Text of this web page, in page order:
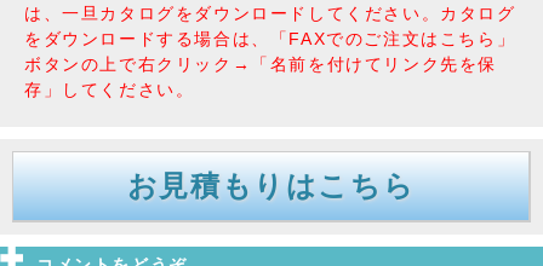
は、一旦カタログをダウンロードしてください。カタログ
をダウンロードする場合は、「FAXでのご注文はこちら」
ボタンの上で右クリック→「名前を付けてリンク先を保
存」してください。
お見積もりはこちら